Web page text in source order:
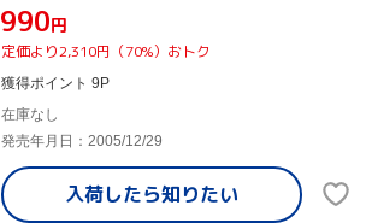
¥990円
定価より2,310円（70%）おトク
獲得ポイント 9P
在庫なし
発売年月日：2005/12/29
入荷したら知りたい